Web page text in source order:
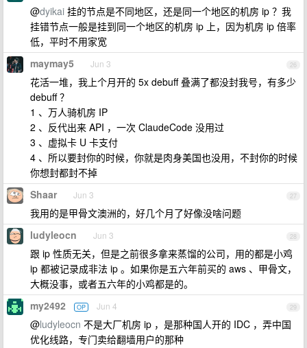
@dyikai 挂的节点是不同地区，还是同一个地区的机房 ip ？我
挂错节点一般是挂到同一个地区的机房 ip 上，因为机房 ip 倍率
低，平时不用家宽
26
maymay5 Jun 3
花活一堆，我上个月开的 5x debuff 叠满了都没封我号，有多少
debuff ？
1 、万人骑机房 IP
2 、反代出来 API ，一次 ClaudeCode 没用过
3 、虚拟卡 U 卡支付
4 、所以要封你的时候，你就是肉身美国也没用，不封你的时候
你想封都封不掉
27
Shaar Jun 3
我用的是甲骨文澳洲的，好几个月了好像没啥问题
28
ludyleocn Jun 3
跟 ip 性质无关，但是之前很多拿来蒸馏的公司，用的都是小鸡
ip 都被记录成非法 ip 。如果你是五六年前买的 aws 、甲骨文，
大概没事，或者五六年的小鸡都是的。
29
my2492 OP Jun 4
@ludyleocn 不是大厂机房 ip ，是那种国人开的 IDC ，弄中国
优化线路，专门卖给翻墙用户的那种